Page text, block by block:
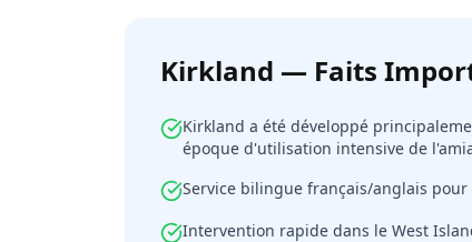
Kirkland — Faits
Kirkland a été développé
époque d'utilisation intensive de
Service bilingue français/anglais
Intervention rapide dans le West